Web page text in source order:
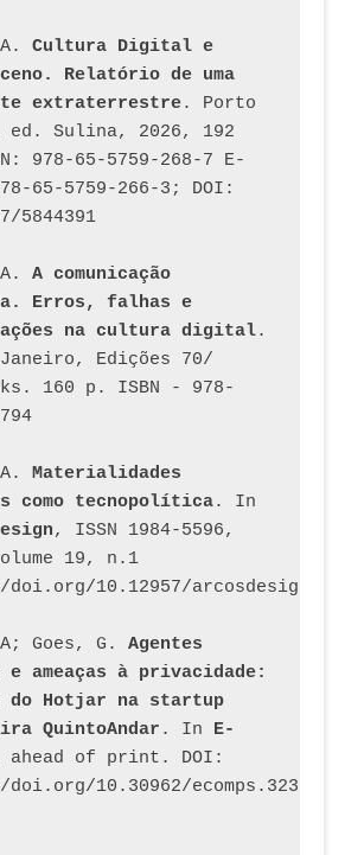
Cultura Digital e
Relatório de uma
extraterrestre. Porto
ed. Sulina, 2026, 192
978-65-5759-268-7 E-
65-5759-266-3; DOI:
5844391
A comunicação
Erros, falhas e
na cultura digital.
Edições 70/
160 p. ISBN - 978-
Materialidades
como tecnopolítica
, ISSN 1984-5596,
19, n.1
10.12957/
Goes, G. Agentes
ameaças à privacidade:
do Hotjar na startup
QuintoAndar . In E-
ahead of print. DOI:
10.30962/ecomps.3231